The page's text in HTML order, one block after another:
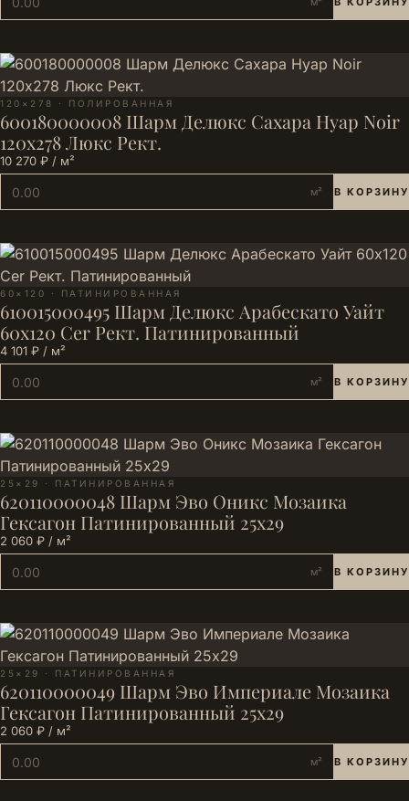
120×278 · ПОЛИРОВАННАЯ
600180000008 Шарм Делюкс Сахара Нуар Noir
120х278 Люкс Рект.
10 270 ₽ / м²
м² В КОРЗИНУ
60×120 · ПАТИНИРОВАННАЯ
610015000495 Шарм Делюкс Арабескато Уайт
60х120 Cer Рект. Патинированный
4 101 ₽ / м²
м² В КОРЗИНУ
25×29 · ПАТИНИРОВАННАЯ
620110000048 Шарм Эво Оникс Мозаика
Гексагон Патинированный 25х29
2 060 ₽ / м²
м² В КОРЗИНУ
25×29 · ПАТИНИРОВАННАЯ
620110000049 Шарм Эво Империале Мозаика
Гексагон Патинированный 25х29
2 060 ₽ / м²
м² В КОРЗИНУ